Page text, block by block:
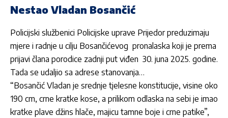
Nestao Vladan Bosančić
Policijski službenici Policijske uprave Prijedor preduzimaju
mjere i radnje u cilju Bosančićevog pronalaska koji je prema
prijavi člana porodice zadnji put viđen 30. juna 2025. godine.
Tada se udaljio sa adrese stanovanja…
“Bosančić Vladan je srednje tjelesne konstitucije, visine oko
190 cm, crne kratke kose, a prilikom odlaska na sebi je imao
kratke plave džins hlače, majicu tamne boje i crne patike”,